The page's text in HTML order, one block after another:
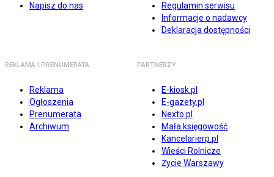
Napisz do nas
Regulamin serwisu
Informacje o nadawcy
Deklaracja dostępności
REKLAMA I PRENUMERATA
Reklama
Ogłoszenia
Prenumerata
Archiwum
PARTNERZY
E-kiosk.pl
E-gazety.pl
Nexto.pl
Mała księgowość
Kancelarierp.pl
Wieści Rolnicze
Życie Warszawy